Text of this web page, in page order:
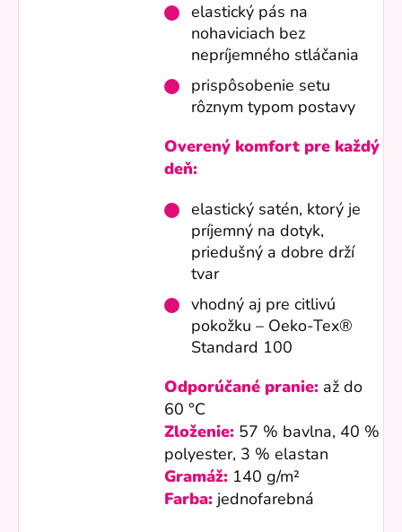
elastický pás na
nohaviciach bez
nepríjemného stláčania
prispôsobenie setu
rôznym typom postavy
Overený komfort pre každý
deň:
elastický satén, ktorý je
príjemný na dotyk,
priedušný a dobre drží
tvar
vhodný aj pre citlivú
pokožku – Oeko-Tex®
Standard 100
Odporúčané pranie: až do
60 °C
Zloženie: 57 % bavlna, 40 %
polyester, 3 % elastan
Gramáž: 140 g/m²
Farba: jednofarebná